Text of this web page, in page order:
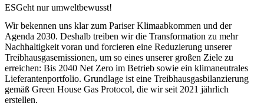
ESGeht nur umweltbewusst!
Wir bekennen uns klar zum Pariser Klimaabkommen und der
Agenda 2030. Deshalb treiben wir die Transformation zu mehr
Nachhaltigkeit voran und forcieren eine Reduzierung unserer
Treibhausgasemissionen, um so eines unserer großen Ziele zu
erreichen: Bis 2040 Net Zero im Betrieb sowie ein klimaneutrales
Lieferantenportfolio. Grundlage ist eine Treibhausgasbilanzierung
gemäß Green House Gas Protocol, die wir seit 2021 jährlich
erstellen.